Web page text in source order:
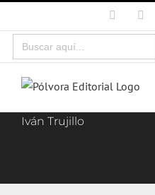
al
contenido
Facebook
Buscar:
Iván Trujillo